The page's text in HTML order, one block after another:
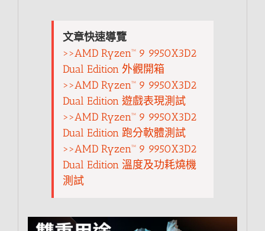
文章快速導覽
>>AMD Ryzen™ 9 9950X3D2
Dual Edition 外觀開箱
>>AMD Ryzen™ 9 9950X3D2
Dual Edition 遊戲表現測試
>>AMD Ryzen™ 9 9950X3D2
Dual Edition 跑分軟體測試
>>AMD Ryzen™ 9 9950X3D2
Dual Edition 溫度及功耗燒機
測試